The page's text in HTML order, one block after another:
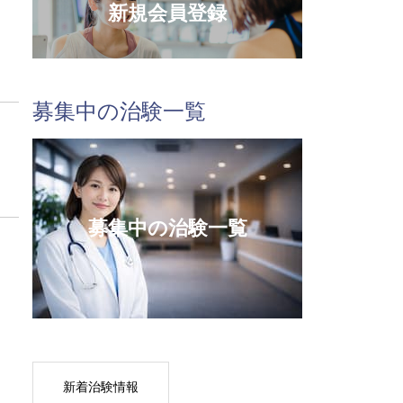
新規会員登録
募集中の治験一覧
募集中の治験一覧
新着治験情報